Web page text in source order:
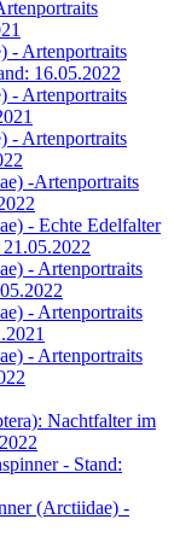
- Artenportraits
16.05.2022
- Artenportraits
- Artenportraits
-Artenportraits
- Echte Edelfalter
- Artenportraits
- Artenportraits
- Artenportraits
Nachtfalter im
- Stand:
(Arctiidae) -